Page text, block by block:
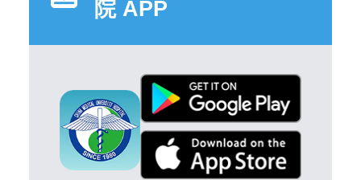
院 APP